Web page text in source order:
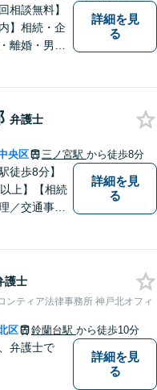
相談無料】
】相続・企
離婚・男女
ます。お困
談くださ
相談可】
詳細を見
る
弁護士
央区 三ノ宮駅 から徒歩8分
徒歩8分】
上】【相続
／交通事
す。お困り
軽に。【夜
【一部初回
詳細を見
る
護士
ンティア法律事務所 神戸北オフィ
区 鈴蘭台駅 から徒歩10分
弁護士で
詳細を見
る